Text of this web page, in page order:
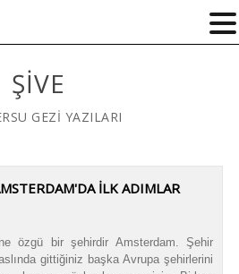
ŞIVE
GEZİ YAZILARI
İLK ADIMLAR
özgü bir şehirdir Amsterdam. Şehir
gittiğiniz başka Avrupa şehirlerini